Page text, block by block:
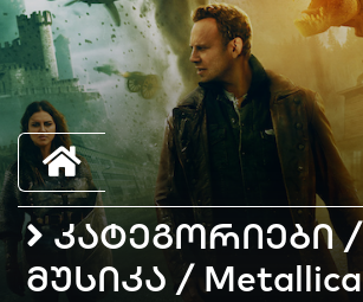
კატეგორიები /
მუსიკა / Metallica